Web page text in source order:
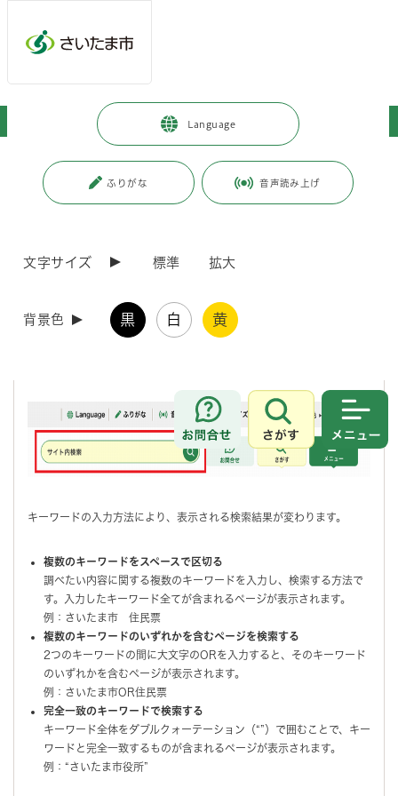
Language
ふりがな 音声読み上げ
文字サイズ 標準 拡大
背景色 黒 白 黄
お問合せ
さがす
市政情報 広報・報道 > 情報の探し方
情報の探し方
す。
サイト内検索から探す
キーワードの入力方法により、表示される検索結果が変わります。
複数のキーワードをスペースで区切る
調べたい内容に関する複数のキーワードを入力し、検索する方法で
す。入力したキーワード全てが含まれるページが表示されます。
例：さいたま市 住民票
複数のキーワードのいずれかを含むページを検索する
2つのキーワードの間に大文字のORを入力すると、そのキーワード
のいずれかを含むページが表示されます。
例：さいたま市OR住民票
完全一致のキーワードで検索する
キーワード全体をダブルクォーテーション（“”）で囲むことで、キー
ワードと完全一致するものが含まれるページが表示されます。
例：“さいたま市役所”